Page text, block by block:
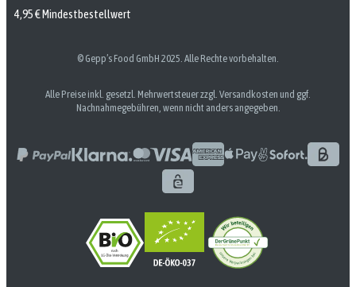
4,95 € Mindestbestellwert
© Gepp’s Food GmbH 2025. Alle Rechte vorbehalten.
Alle Preise inkl. gesetzl. Mehrwertsteuer zzgl. Versandkosten und ggf.
Nachnahmegebühren, wenn nicht anders angegeben.